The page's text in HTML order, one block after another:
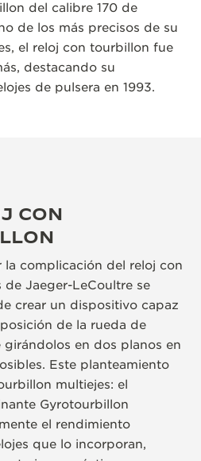
del calibre 170 de
de los más precisos de su
el reloj con tourbillon fue
destacando su
de pulsera en 1993.
CON
complicación del reloj con
Jaeger-LeCoultre se
crear un dispositivo capaz
de la rueda de
en dos planos en
Este planteamiento
multiejes: el
Gyrotourbillon
el rendimiento
que lo incorporan,